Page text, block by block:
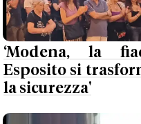
‘Modena, la
Esposito si
la sicurezza'